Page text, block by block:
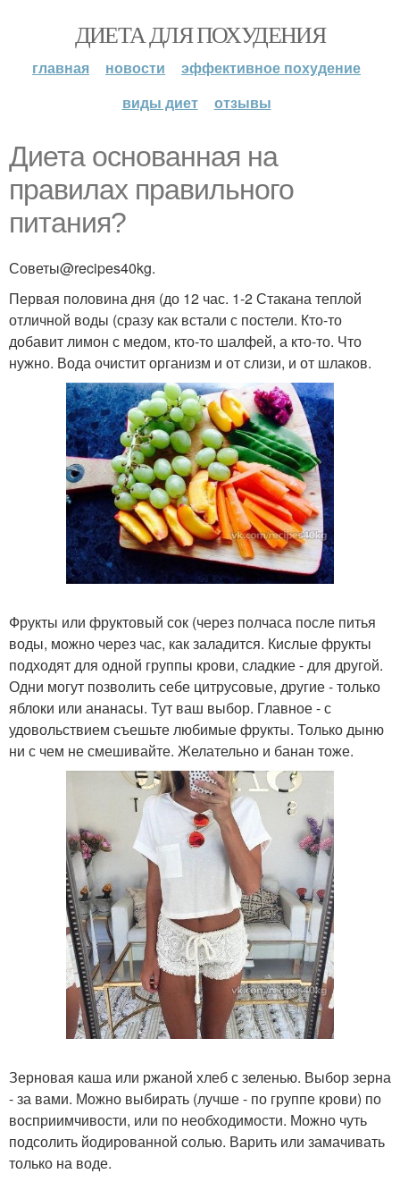
ДИЕТА ДЛЯ ПОХУДЕНИЯ
главная новости
эффективное похудение
виды диет
отзывы
Диета основанная на
правилах правильного
питания?
Советы@recipes40kg.
Первая половина дня (до 12 час. 1-2 Стакана теплой
отличной воды (сразу как встали с постели. Кто-то
добавит лимон с медом, кто-то шалфей, а кто-то. Что
нужно. Вода очистит организм и от слизи, и от шлаков.
Фрукты или фруктовый сок (через полчаса после питья
воды, можно через час, как заладится. Кислые фрукты
подходят для одной группы крови, сладкие - для другой.
Одни могут позволить себе цитрусовые, другие - только
яблоки или ананасы. Тут ваш выбор. Главное - с
удовольствием съешьте любимые фрукты. Только дыню
ни с чем не смешивайте. Желательно и банан тоже.
Зерновая каша или ржаной хлеб с зеленью. Выбор зерна
- за вами. Можно выбирать (лучше - по группе крови) по
восприимчивости, или по необходимости. Можно чуть
подсолить йодированной солью. Варить или замачивать
только на воде.